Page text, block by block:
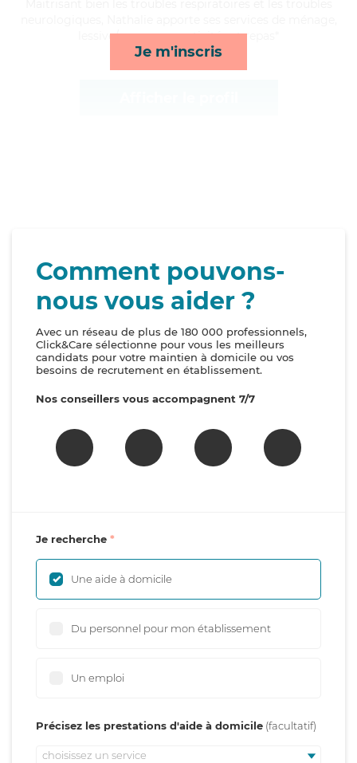
Je m'inscris
lessive/repassage, activités et repas*
Comment pouvons-
nous vous aider ?
Avec un réseau de plus de 180 000 professionnels,
Click&Care sélectionne pour vous les meilleurs
candidats pour votre maintien à domicile ou vos
besoins de recrutement en établissement.
Nos conseillers vous accompagnent 7/7
Je recherche
Une aide à domicile
Du personnel pour mon établissement
Un emploi
Précisez les prestations d'aide à domicile
choisissez un service